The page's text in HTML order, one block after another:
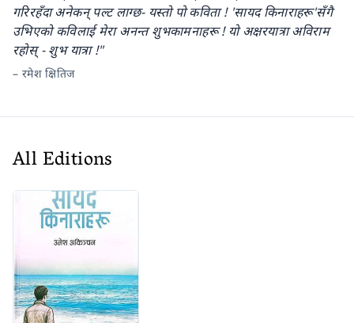
गरिरहँदा अनेकन् पल्ट लाग्छ- यस्तो पो कविता ! 'सायद किनाराहरू'सँगै
उभिएको कविलाई मेरा अनन्त शुभकामनाहरू ! यो अक्षरयात्रा अविराम
रहोस् - शुभ यात्रा !"
– रमेश क्षितिज
All Editions